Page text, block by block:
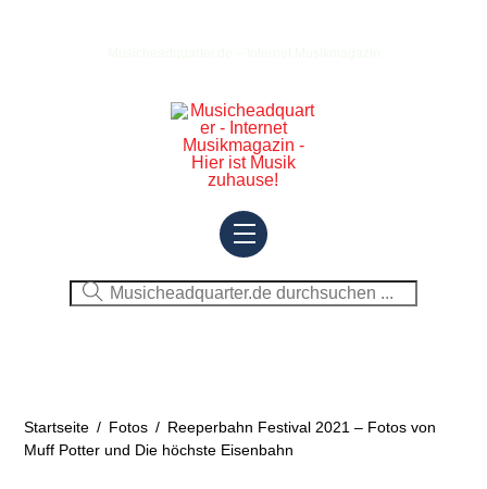
Menu
Startseite / Fotos / Reeperbahn Festival 2021 – Fotos von
Muff Potter und Die höchste Eisenbahn